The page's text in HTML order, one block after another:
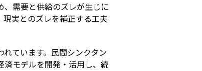
需要と供給のズレが生じに
実とのズレを補正する工夫
ています。民間シンクタン
モデルを開発・活用し、統